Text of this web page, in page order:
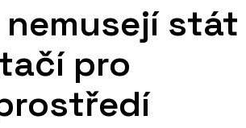
stát
pro